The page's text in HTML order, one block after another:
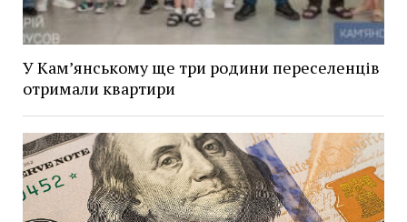
У Кам’янському ще три родини переселенців
отримали квартири